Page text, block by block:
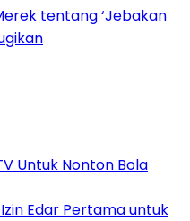
tentang ‘Jebakan
Untuk Nonton Bola
Izin Edar Pertama untuk